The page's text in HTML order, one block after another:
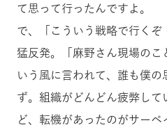
て思って行ったんですよ。
で、「こういう戦略で行く
猛反発。「麻野さん現場のこ
いう風に言われて、誰も僕の
ず。組織がどんどん疲弊して
ど、転機があったのがサー